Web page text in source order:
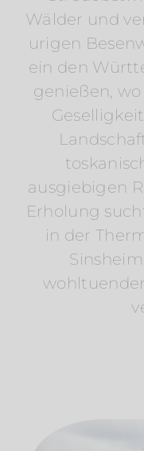
Wälder und
urigen
ein den
genießen,
ausgiebigen
Erholung
in der